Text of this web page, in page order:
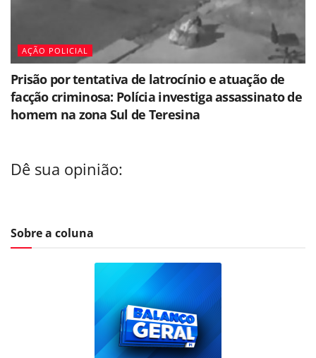
AÇÃO POLICIAL
Prisão por tentativa de latrocínio e atuação de
facção criminosa: Polícia investiga assassinato de
homem na zona Sul de Teresina
Dê sua opinião:
Sobre a coluna